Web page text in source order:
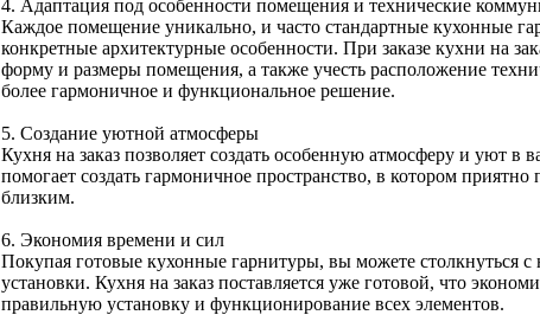
4. Адаптация под особенности помещения и технические
Каждое помещение уникально, и часто стандартные кухонные
конкретные архитектурные особенности. При заказе кухни на
форму и размеры помещения, а также учесть расположение
более гармоничное и функциональное решение.
5. Создание уютной атмосферы
Кухня на заказ позволяет создать особенную атмосферу и уют в
помогает создать гармоничное пространство, в котором
близким.
6. Экономия времени и сил
Покупая готовые кухонные гарнитуры, вы можете столкнуться с
установки. Кухня на заказ поставляется уже готовой, что
правильную установку и функционирование всех элементов.